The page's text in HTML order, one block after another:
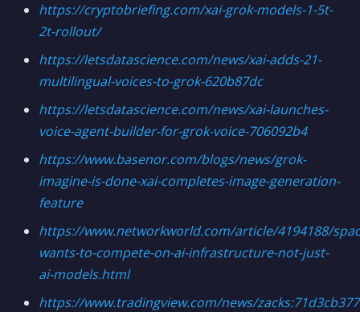
https://cryptobriefing.com/xai-grok-models-1-5t-
2t-rollout/
https://letsdatascience.com/news/xai-adds-21-
multilingual-voices-to-grok-620b87dc
https://letsdatascience.com/news/xai-launches-
voice-agent-builder-for-grok-voice-706092b4
https://www.basenor.com/blogs/news/grok-
imagine-is-done-xai-completes-image-generation-
feature
https://www.networkworld.com/article/4194188/
wants-to-compete-on-ai-infrastructure-not-just-
ai-models.html
https://www.tradingview.com/news/